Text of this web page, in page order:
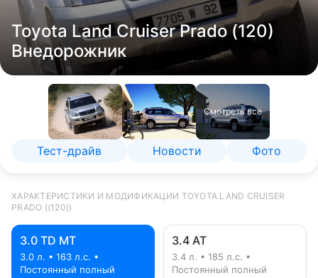
Toyota Land Cruiser Prado (120)
Внедорожник
Смотреть все
Тест-драйв Новости Фото
ХАРАКТЕРИСТИКИ И МОДИФИКАЦИИ TOYOTA LAND CRUISER
PRADO ((120))
3.0 TD MT
3.0 л. • 163 л.с. •
Постоянный полный
3.4 AT
3.4 л. • 185 л.с. •
Постоянный полный